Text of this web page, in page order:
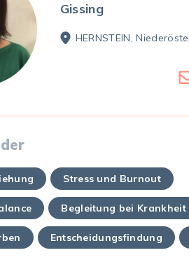
Gissing
HERNSTEIN,
Stress und Burnout
Begleitung bei Krankheit
Entscheidungsfindung